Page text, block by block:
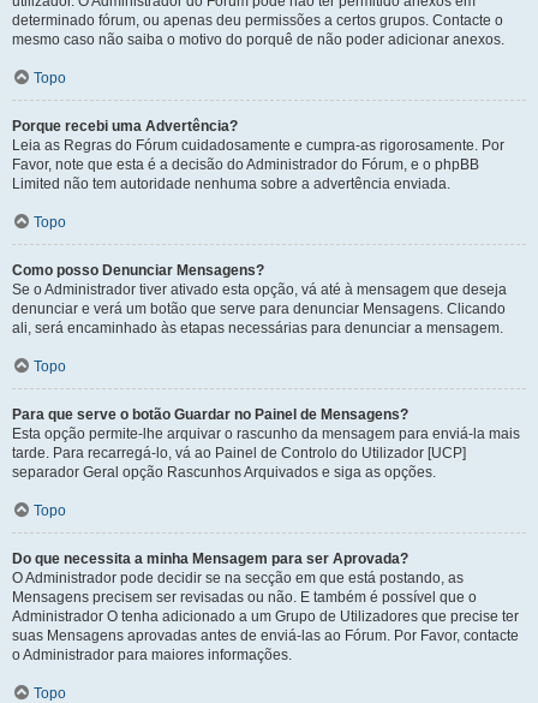
determinado fórum, ou apenas deu permissões a certos grupos. Contacte o
mesmo caso não saiba o motivo do porquê de não poder adicionar anexos.
Topo
Porque recebi uma Advertência?
Leia as Regras do Fórum cuidadosamente e cumpra-as rigorosamente. Por
Favor, note que esta é a decisão do Administrador do Fórum, e o phpBB
Limited não tem autoridade nenhuma sobre a advertência enviada.
Topo
Como posso Denunciar Mensagens?
Se o Administrador tiver ativado esta opção, vá até à mensagem que deseja
denunciar e verá um botão que serve para denunciar Mensagens. Clicando
ali, será encaminhado às etapas necessárias para denunciar a mensagem.
Topo
Para que serve o botão Guardar no Painel de Mensagens?
Esta opção permite-lhe arquivar o rascunho da mensagem para enviá-la mais
tarde. Para recarregá-lo, vá ao Painel de Controlo do Utilizador [UCP]
separador Geral opção Rascunhos Arquivados e siga as opções.
Topo
Do que necessita a minha Mensagem para ser Aprovada?
O Administrador pode decidir se na secção em que está postando, as
Mensagens precisem ser revisadas ou não. E também é possível que o
Administrador O tenha adicionado a um Grupo de Utilizadores que precise ter
suas Mensagens aprovadas antes de enviá-las ao Fórum. Por Favor, contacte
o Administrador para maiores informações.
Topo